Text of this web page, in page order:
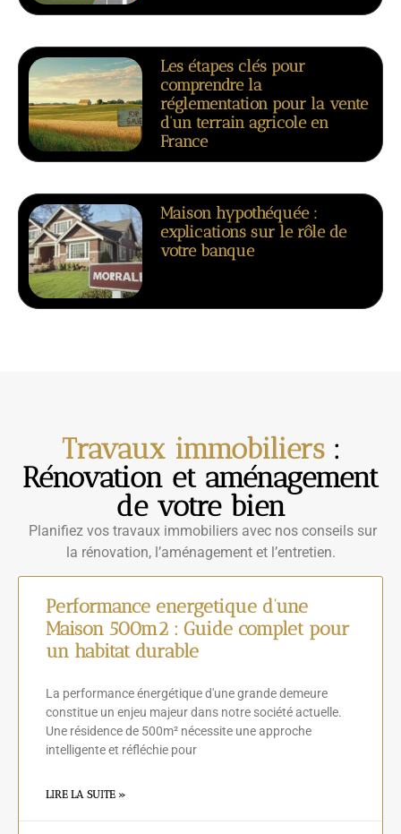
Les étapes clés pour
comprendre la
réglementation pour la vente
d’un terrain agricole en
France
Maison hypothéquée :
explications sur le rôle de
votre banque
Travaux immobiliers:
Rénovation et aménagement
de votre bien
Planifiez vos travaux immobiliers avec nos conseils sur
la rénovation, l’aménagement et l’entretien.
Performance energetique d’une
Maison 500m2 : Guide complet pour
un habitat durable
La performance énergétique d'une grande demeure
constitue un enjeu majeur dans notre société actuelle.
Une résidence de 500m² nécessite une approche
intelligente et réfléchie pour
LIRE LA SUITE »